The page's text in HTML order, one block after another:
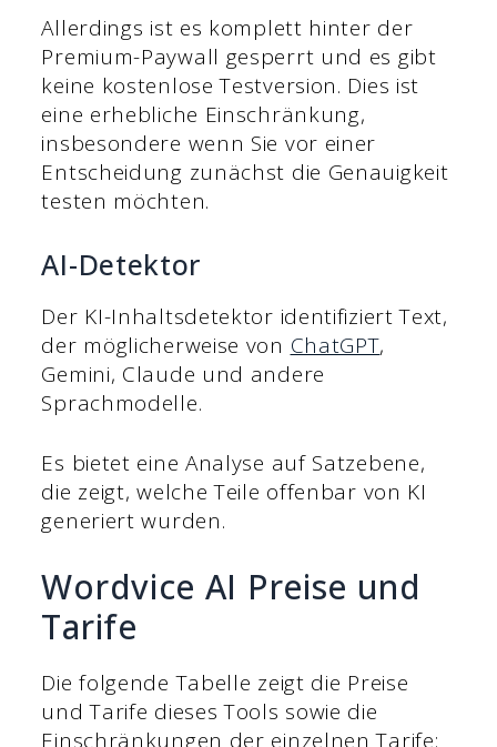
Allerdings ist es komplett hinter der
Premium-Paywall gesperrt und es gibt
keine kostenlose Testversion. Dies ist
eine erhebliche Einschränkung,
insbesondere wenn Sie vor einer
Entscheidung zunächst die Genauigkeit
testen möchten.
AI-Detektor
Der KI-Inhaltsdetektor identifiziert Text,
der möglicherweise von ChatGPT,
Gemini, Claude und andere
Sprachmodelle.
Es bietet eine Analyse auf Satzebene,
die zeigt, welche Teile offenbar von KI
generiert wurden.
Wordvice AI Preise und
Tarife
Die folgende Tabelle zeigt die Preise
und Tarife dieses Tools sowie die
Einschränkungen der einzelnen Tarife: